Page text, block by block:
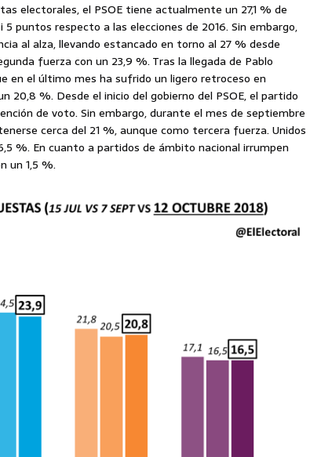
electorales, el PSOE tiene actualmente un 27,1 % de
puntos respecto a las elecciones de 2016. Sin embargo,
al alza, llevando estancado en torno al 27 % desde
fuerza con un 23,9 %. Tras la llegada de Pablo
en el último mes ha sufrido un ligero retroceso en
20,8 %. Desde el inicio del gobierno del PSOE, el partido
de voto. Sin embargo, durante el mes de septiembre
cerca del 21 %, aunque como tercera fuerza. Unidos
%. En cuanto a partidos de ámbito nacional irrumpen
un 1,5 %.